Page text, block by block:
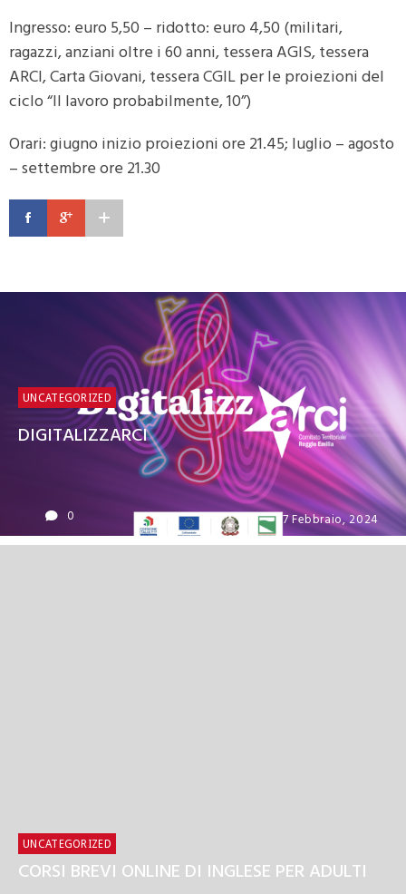
Ingresso: euro 5,50 – ridotto: euro 4,50 (militari,
ragazzi, anziani oltre i 60 anni, tessera AGIS, tessera
ARCI, Carta Giovani, tessera CGIL per le proiezioni del
ciclo “Il lavoro probabilmente, 10”)
Orari: giugno inizio proiezioni ore 21.45; luglio – agosto
– settembre ore 21.30
UNCATEGORIZED
DIGITALIZZARCI
0 7 Febbraio, 2024
UNCATEGORIZED
CORSI BREVI ONLINE DI INGLESE PER ADULTI